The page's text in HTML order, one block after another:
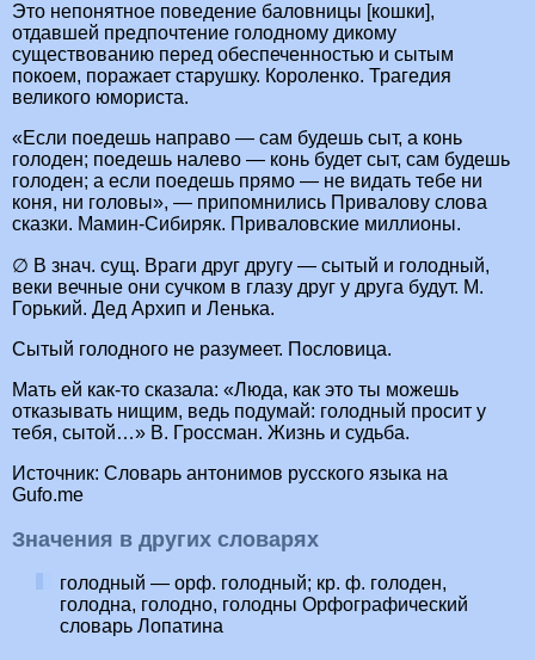
Это непонятное поведение баловницы [кошки],
отдавшей предпочтение голодному дикому
существованию перед обеспеченностью и сытым
покоем, поражает старушку. Короленко. Трагедия
великого юмориста.
«Если поедешь направо — сам будешь сыт, а конь
голоден; поедешь налево — конь будет сыт, сам будешь
голоден; а если поедешь прямо — не видать тебе ни
коня, ни головы», — припомнились Привалову слова
сказки. Мамин-Сибиряк. Приваловские миллионы.
∅ В знач. сущ. Враги друг другу — сытый и голодный,
веки вечные они сучком в глазу друг у друга будут. М.
Горький. Дед Архип и Ленька.
Сытый голодного не разумеет. Пословица.
Мать ей как-то сказала: «Люда, как это ты можешь
отказывать нищим, ведь подумай: голодный просит у
тебя, сытой…» В. Гроссман. Жизнь и судьба.
Источник: Словарь антонимов русского языка на
Gufo.me
Значения в других словарях
голодный — орф. голодный; кр. ф. голоден,
голодна, голодно, голодны Орфографический
словарь Лопатина